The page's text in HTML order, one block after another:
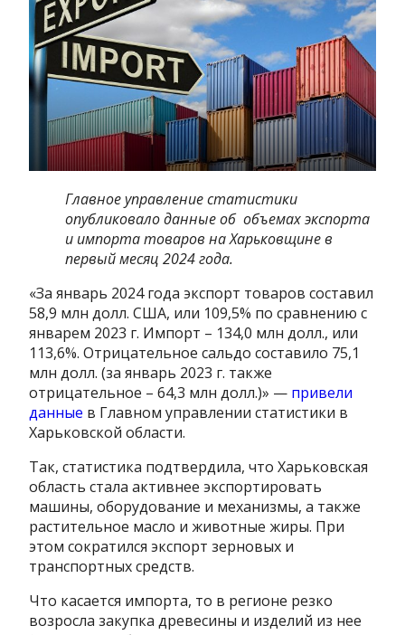
Главное управление статистики
опубликовало данные об объемах экспорта
и импорта товаров на Харьковщине в
первый месяц 2024 года.
«За январь 2024 года экспорт товаров составил
58,9 млн долл. США, или 109,5% по сравнению с
январем 2023 г. Импорт – 134,0 млн долл., или
113,6%. Отрицательное сальдо составило 75,1
млн долл. (за январь 2023 г. также
отрицательное – 64,3 млн долл.)» — привели
данные в Главном управлении статистики в
Харьковской области.
Так, статистика подтвердила, что Харьковская
область стала активнее экспортировать
машины, оборудование и механизмы, а также
растительное масло и животные жиры. При
этом сократился экспорт зерновых и
транспортных средств.
Что касается импорта, то в регионе резко
возросла закупка древесины и изделий из нее